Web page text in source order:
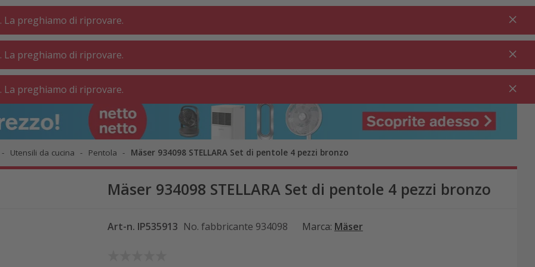
Nel carrello
⋅
BAGNO
PULIZIA ⋅
GASTRONOMIA
Utensili da cucina Pentola Mäser 934098 STELLARA Set di pentole 4 pezzi bronzo
Mäser 934098 STELLARA Set di pentole 4 pezzi bronzo
Art-n. IP535913 No. fabbricante 934098 Marca: Mäser
preghiamo di riprovare.
preghiamo di riprovare.
preghiamo di riprovare.